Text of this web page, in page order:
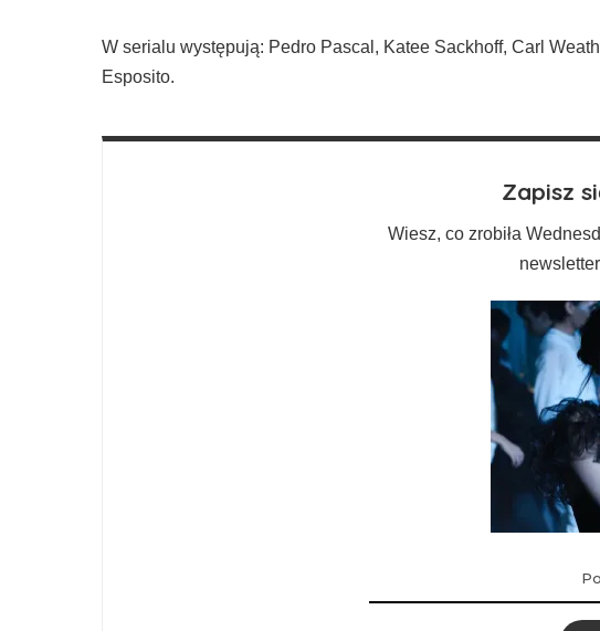
W serialu występują: Pedro Pascal, Katee Sackhoff, Carl
Esposito.
Zapisz
Wiesz, co zrobiła